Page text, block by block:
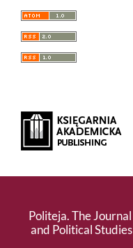
Politeja. The
and Political